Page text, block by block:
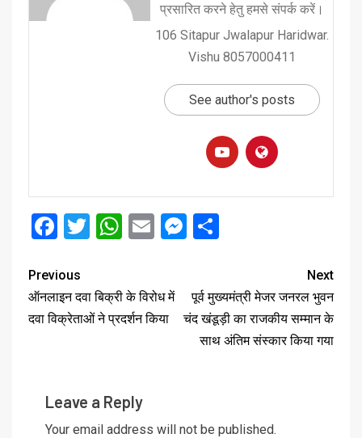
प्रसारित करने हेतु हमसे संपर्क करें।
106 Sitapur Jwalapur Haridwar.
Vishu 8057000411
See author's posts
Facebook
Twitter
WhatsApp
EmailMessenger
Previous
ऑनलाइन दवा बिक्री के विरोध में
दवा विक्रेताओं ने प्रदर्शन किया
Next
पूर्व मुख्यमंत्री मेजर जनरल भुवन
चंद खंडूड़ी का राजकीय सम्मान के
साथ अंतिम संस्कार किया गया
Leave a Reply
Your email address will not be published.